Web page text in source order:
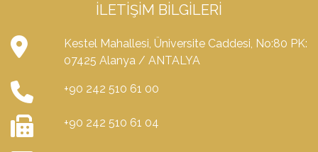
İLETIŞIM BILGILERI
Kestel Mahallesi, Üniversite Caddesi, No:80 PK:
07425 Alanya / ANTALYA
+90 242 510 61 00
+90 242 510 61 04